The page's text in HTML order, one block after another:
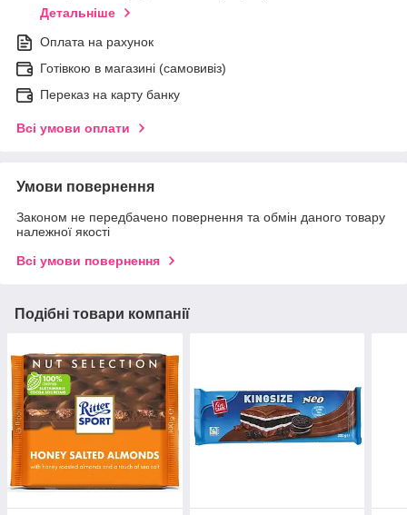
Детальніше
Оплата на рахунок
Готівкою в магазині (самовивіз)
Переказ на карту банку
Всі умови оплати
Умови повернення
Законом не передбачено повернення та обмін даного товару
належної якості
Всі умови повернення
Подібні товари компанії